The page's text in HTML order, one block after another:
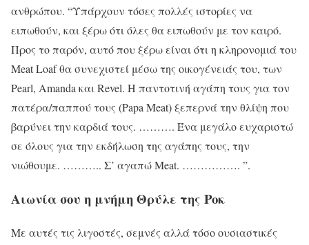
ανθρώπου. “Υπάρχουν τόσες πολλές ιστορίες να
ειπωθούν, και ξέρω ότι όλες θα ειπωθούν με τον καιρό.
Προς το παρόν, αυτό που ξέρω είναι ότι η κληρονομιά του
Meat Loaf θα συνεχιστεί μέσω της οικογένειάς του, των
Pearl, Amanda και Revel. Η παντοτινή αγάπη τους για τον
πατέρα/παππού τους (Papa Meat) ξεπερνά την θλίψη που
βαρύνει την καρδιά τους. ………. Ένα μεγάλο ευχαριστώ
σε όλους για την εκδήλωση της αγάπης τους, την
νιώθουμε. ……….. Σ’ αγαπώ Meat. ……………. ”.
Αιωνία σου η μνήμηΘρύλε της Ροκ
Με αυτές τις λιγοστές, σεμνές αλλά τόσο ουσιαστικές